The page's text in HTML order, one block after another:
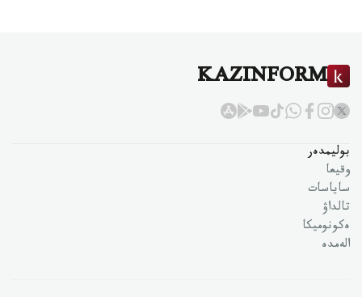
KAZINFORM
بوليمدەر
وقيعا
ساياسات
تالداۋ
ەكونوميكا
الەمدە